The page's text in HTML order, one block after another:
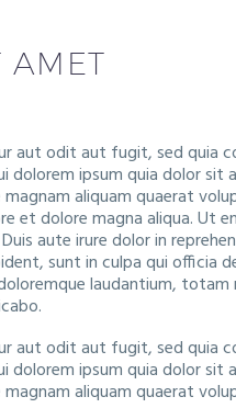
AMET
aut odit aut fugit, sed quia
ipsum quia dolor
aliquam quaerat
et dolore magna aliqua. Ut
aute irure dolor in
sunt in culpa qui officia
laudantium, totam
aut odit aut fugit, sed quia
ipsum quia dolor
aliquam quaerat